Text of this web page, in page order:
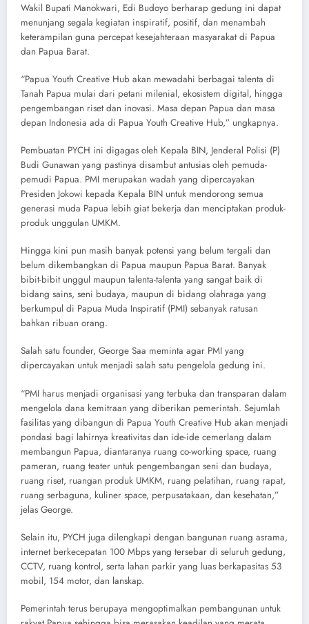
Wakil Bupati Manokwari, Edi Budoyo berharap gedung ini dapat
menunjang segala kegiatan inspiratif, positif, dan menambah
keterampilan guna percepat kesejahteraan masyarakat di Papua
dan Papua Barat.
“Papua Youth Creative Hub akan mewadahi berbagai talenta di
Tanah Papua mulai dari petani milenial, ekosistem digital, hingga
pengembangan riset dan inovasi. Masa depan Papua dan masa
depan Indonesia ada di Papua Youth Creative Hub,” ungkapnya.
Pembuatan PYCH ini digagas oleh Kepala BIN, Jenderal Polisi (P)
Budi Gunawan yang pastinya disambut antusias oleh pemuda-
pemudi Papua. PMI merupakan wadah yang dipercayakan
Presiden Jokowi kepada Kepala BIN untuk mendorong semua
generasi muda Papua lebih giat bekerja dan menciptakan produk-
produk unggulan UMKM.
Hingga kini pun masih banyak potensi yang belum tergali dan
belum dikembangkan di Papua maupun Papua Barat. Banyak
bibit-bibit unggul maupun talenta-talenta yang sangat baik di
bidang sains, seni budaya, maupun di bidang olahraga yang
berkumpul di Papua Muda Inspiratif (PMI) sebanyak ratusan
bahkan ribuan orang.
Salah satu founder, George Saa meminta agar PMI yang
dipercayakan untuk menjadi salah satu pengelola gedung ini.
“PMI harus menjadi organisasi yang terbuka dan transparan dalam
mengelola dana kemitraan yang diberikan pemerintah. Sejumlah
fasilitas yang dibangun di Papua Youth Creative Hub akan menjadi
pondasi bagi lahirnya kreativitas dan ide-ide cemerlang dalam
membangun Papua, diantaranya ruang co-working space, ruang
pameran, ruang teater untuk pengembangan seni dan budaya,
ruang riset, ruangan produk UMKM, ruang pelatihan, ruang rapat,
ruang serbaguna, kuliner space, perpusatakaan, dan kesehatan,”
jelas George.
Selain itu, PYCH juga dilengkapi dengan bangunan ruang asrama,
internet berkecepatan 100 Mbps yang tersebar di seluruh gedung,
CCTV, ruang kontrol, serta lahan parkir yang luas berkapasitas 53
mobil, 154 motor, dan lanskap.
Pemerintah terus berupaya mengoptimalkan pembangunan untuk